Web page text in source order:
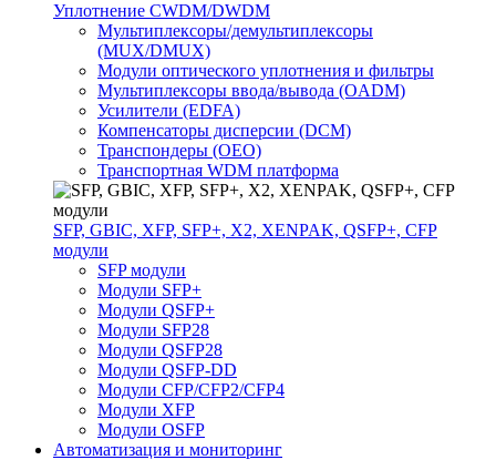
Уплотнение CWDM/DWDM
Мультиплексоры/демультиплексоры
(MUX/DMUX)
Модули оптического уплотнения и фильтры
Мультиплексоры ввода/вывода (OADM)
Усилители (EDFA)
Компенсаторы дисперсии (DCM)
Транспондеры (OEO)
Транспортная WDM платформа
SFP, GBIC, XFP, SFP+, X2, XENPAK, QSFP+, CFP
модули
SFP модули
Модули SFP+
Модули QSFP+
Модули SFP28
Модули QSFP28
Модули QSFP-DD
Модули CFP/CFP2/CFP4
Модули XFP
Модули OSFP
Автоматизация и мониторинг